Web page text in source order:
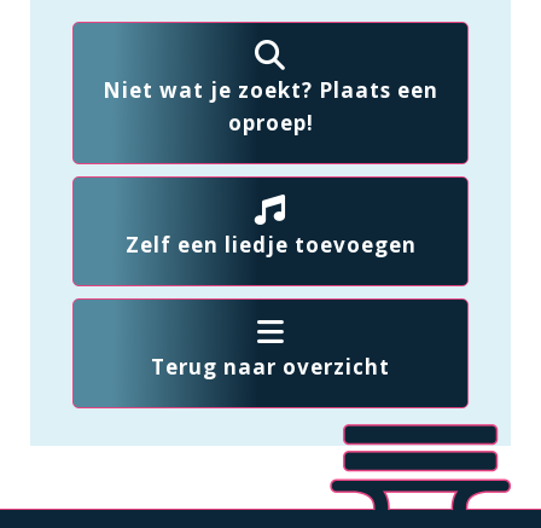
Niet wat je zoekt? Plaats een
oproep!
Zelf een liedje toevoegen
Terug naar overzicht